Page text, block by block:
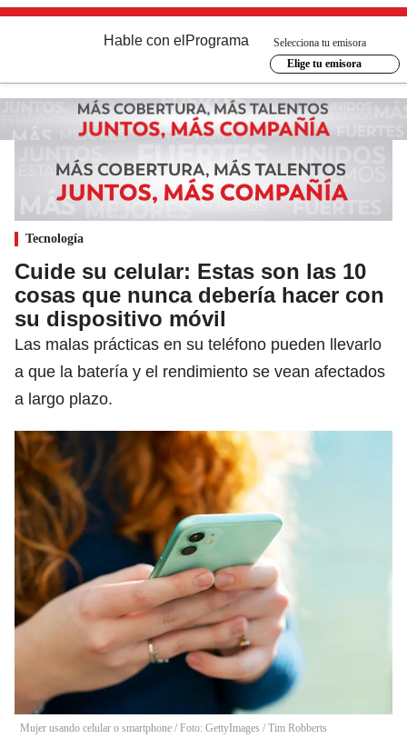
Hable con el Programa
Selecciona tu emisora
Elige tu emisora
Tecnología
Cuide su celular: Estas son las 10
cosas que nunca debería hacer con
su dispositivo móvil
Las malas prácticas en su teléfono pueden llevarlo
a que la batería y el rendimiento se vean afectados
a largo plazo.
Mujer usando celular o smartphone / Foto: GettyImages / Tim Robberts